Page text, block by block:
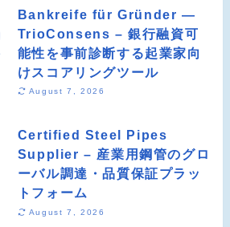
Bankreife für Gründer —
TrioConsens – 銀行融資可
能性を事前診断する起業家向
けスコアリングツール
August 7, 2026
Certified Steel Pipes
Supplier – 産業用鋼管のグロ
ーバル調達・品質保証プラッ
トフォーム
August 7, 2026